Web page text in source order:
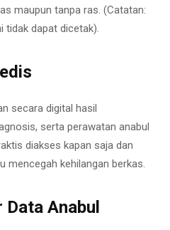
maupun tanpa ras. (Catatan:
tidak dapat dicetak).
secara digital hasil
serta perawatan anabul
diakses kapan saja dan
mencegah kehilangan berkas.
Anabul